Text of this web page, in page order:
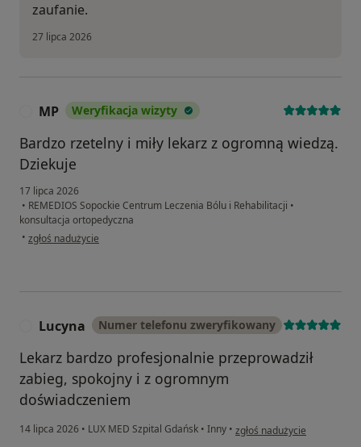
zaufanie.
27 lipca 2026
MP Weryfikacja wizyty
Bardzo rzetelny i miły lekarz z ogromną wiedzą.
Dziekuje
17 lipca 2026
• REMEDIOS Sopockie Centrum Leczenia Bólu i Rehabilitacji •
konsultacja ortopedyczna
• w opinii użytkownika MP
zgłoś nadużycie
Lucyna Numer telefonu zweryfikowany
Lekarz bardzo profesjonalnie przeprowadził
zabieg, spokojny i z ogromnym
doświadczeniem
14 lipca 2026 • LUX MED Szpital Gdańsk • Inny • w opinii użytkownika Lucyna
zgłoś nadużycie